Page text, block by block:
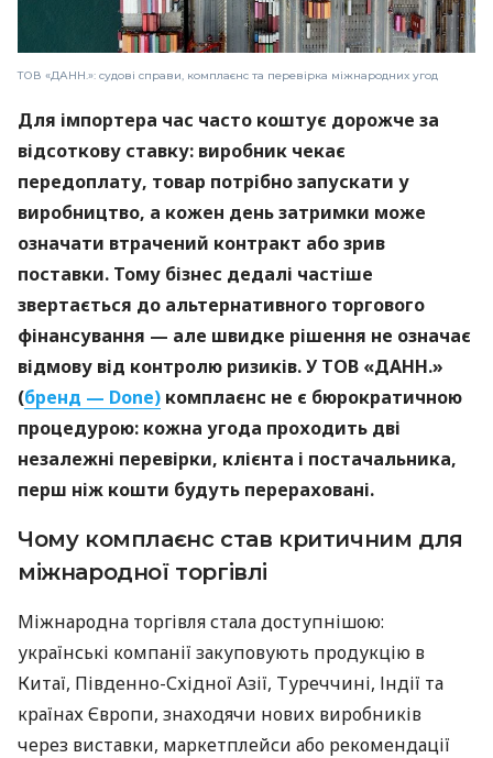
ТОВ «ДАНН.»: судові справи, комплаєнс та перевірка міжнародних угод
Для імпортера час часто коштує дорожче за
відсоткову ставку: виробник чекає
передоплату, товар потрібно запускати у
виробництво, а кожен день затримки може
означати втрачений контракт або зрив
поставки. Тому бізнес дедалі частіше
звертається до альтернативного торгового
фінансування — але швидке рішення не означає
відмову від контролю ризиків. У ТОВ «ДАНН.»
(бренд — Done) комплаєнс не є бюрократичною
процедурою: кожна угода проходить дві
незалежні перевірки, клієнта і постачальника,
перш ніж кошти будуть перераховані.
Чому комплаєнс став критичним для
міжнародної торгівлі
Міжнародна торгівля стала доступнішою:
українські компанії закуповують продукцію в
Китаї, Південно-Східної Азії, Туреччині, Індії та
країнах Європи, знаходячи нових виробників
через виставки, маркетплейси або рекомендації